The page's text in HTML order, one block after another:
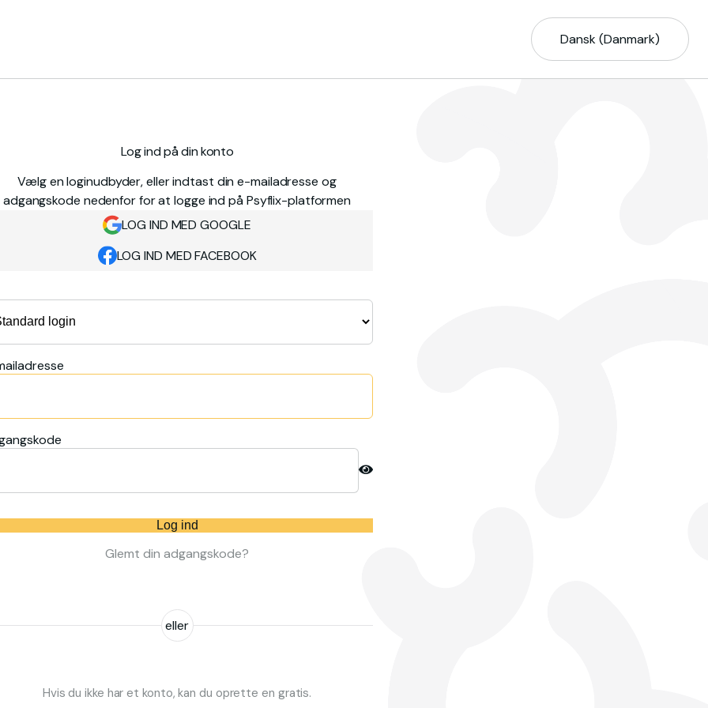
Dansk (Danmark)
Log ind på din konto
Vælg en loginudbyder, eller indtast din e-mailadresse og
adgangskode nedenfor for at logge ind på Psyflix-platformen
LOG IND MED GOOGLE
LOG IND MED FACEBOOK
Log ind
Glemt din adgangskode?
eller
Hvis du ikke har et konto, kan du oprette en gratis.